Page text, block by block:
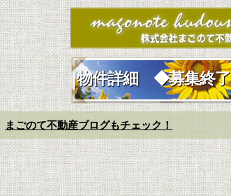
物件詳細 ◆募集終了
まごのて不動産ブログもチェック！